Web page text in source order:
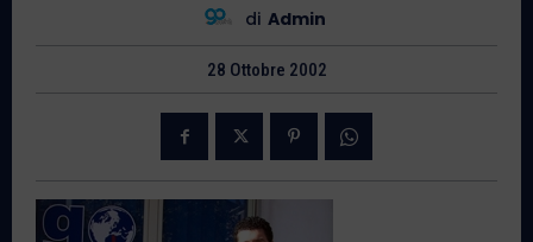
di Admin
28 Ottobre 2002